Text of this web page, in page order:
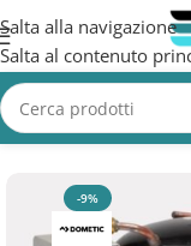
Salta alla navigazione
Salta al contenuto
/Accessori Nautica
-9%